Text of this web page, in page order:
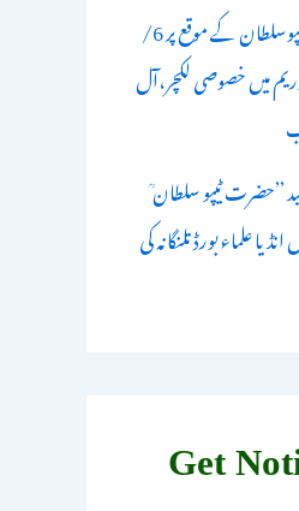
یوم شہادت حضرت ٹیپوسلطان کے موقع پر 6/
میں خصوصی لکچر،آل
’’حضرت ٹیپو سلطان
علماء بورڈ تلنگانہ کی
Get